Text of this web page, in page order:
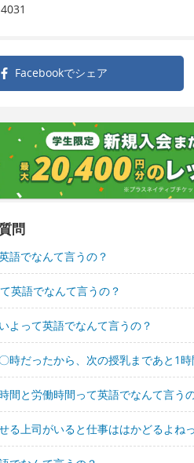
Facebookでシェア
問
語でなんて言うの？
英語でなんて言うの？
よって英語でなんて言うの？
時だったから、次の授乳まであと1
間と労働時間って英語でなんて言う
る上司がいると仕事ははかどるよね